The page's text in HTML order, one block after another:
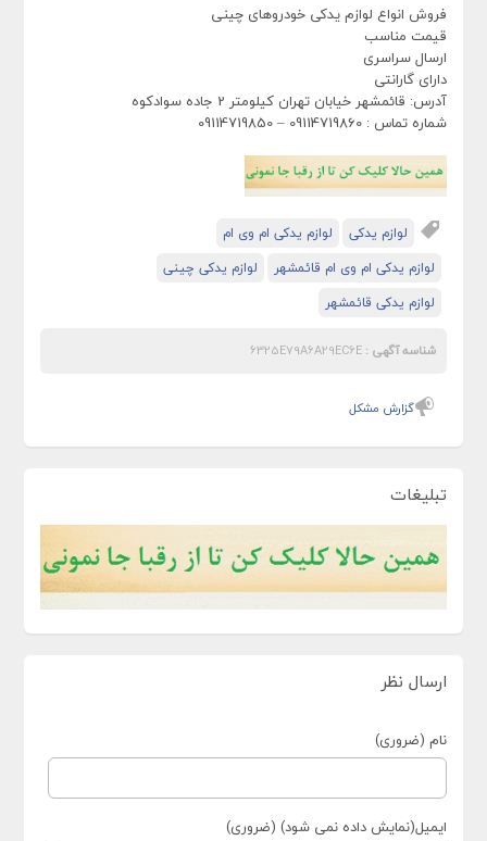
فروش انواع لوازم یدکی خودروهای چینی
قیمت مناسب
ارسال سراسری
دارای گارانتی
آدرس: قائمشهر خیابان تهران کیلومتر 2 جاده سوادکوه
شماره تماس : 09114719860 – 09114719850
لوازم یدکی
لوازم یدکی ام وی ام
لوازم یدکی ام وی ام قائمشهر
لوازم یدکی چینی
لوازم یدکی قائمشهر
شناسه آگهی : 6325E79A6A29EC6E
گزارش مشکل
تبلیغات
ارسال نظر
نام (ضروری)
ایمیل(نمایش داده نمی شود) (ضروری)